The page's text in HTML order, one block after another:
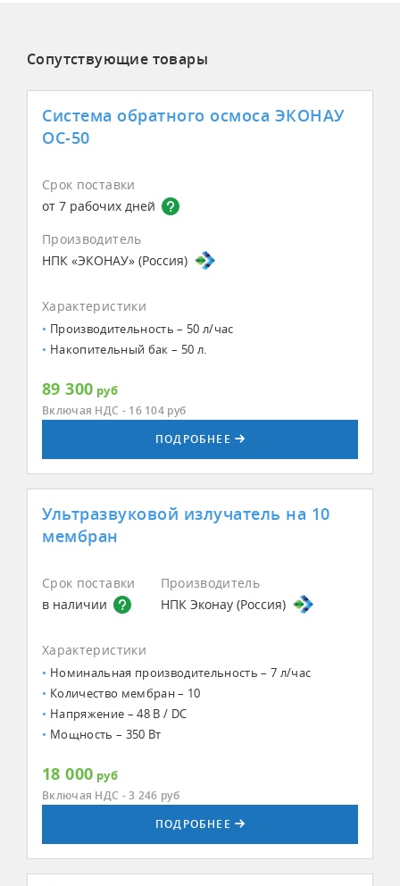
Сопутствующие товары
Система обратного осмоса ЭКОНАУ
ОС-50
Срок поставки
от 7 рабочих дней
Производитель
НПК «ЭКОНАУ» (Россия)
Характеристики
Производительность – 50 л/час
Накопительный бак – 50 л.
89 300 руб
Включая НДС - 16 104 руб
ПОДРОБНЕЕ
Ультразвуковой излучатель на 10
мембран
Срок поставки
в наличии
Производитель
НПК Эконау (Россия)
Характеристики
Номинальная производительность – 7 л/час
Количество мембран – 10
Напряжение – 48 В / DC
Мощность – 350 Вт
18 000 руб
Включая НДС - 3 246 руб
ПОДРОБНЕЕ